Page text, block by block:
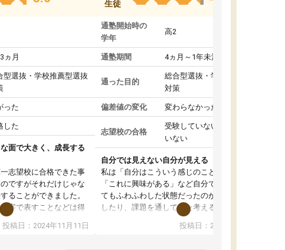
ヵ月
型選抜・学校推薦型選抜
った
した
面で大きく、成長する
志望校に合格できた事
ですがそれだけじゃな
ることができました。
字で表すことなどは得
で話すことやコミュニ
苦手でした。
投稿日：2024年11月11日
生徒
通塾開始時の
学年
高2
通塾期間 4ヵ月～1年未満
通った目的
総合型選抜・学校推薦型選抜
対策
偏差値の変化 変わらなかった
志望校の合格
受験していない/結果が出て
いない
自分では見えない自分が見える
私は「自分はこういう感じのことがしたい」
「これに興味がある」など自分で自己分析をし
てもふわふわした状態だったのが、コーチと話
したり、課題を通してまた考えることで、もっ
と詳しく自分のことが理解できました。いつで
も質問できるので、そこも1つの魅力です。ま
投稿日：2024年10月31日